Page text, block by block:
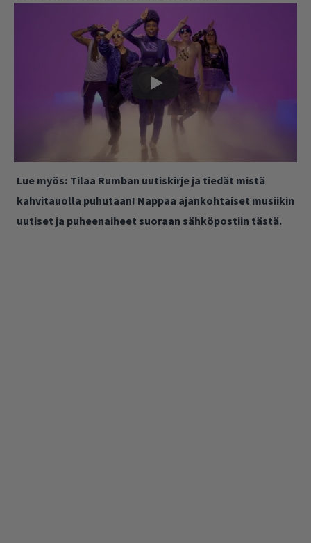
Lue myös: Tilaa Rumban uutiskirje ja tiedät mistä
kahvitauolla puhutaan! Nappaa ajankohtaiset musiikin
uutiset ja puheenaiheet suoraan sähköpostiin tästä.